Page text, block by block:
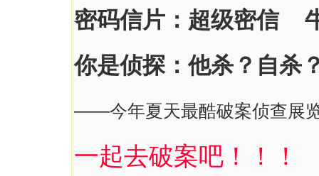
密码信片：超级密信
你是侦探：他杀？自
——今年夏天最酷破案侦查展
一起去破案吧！！！